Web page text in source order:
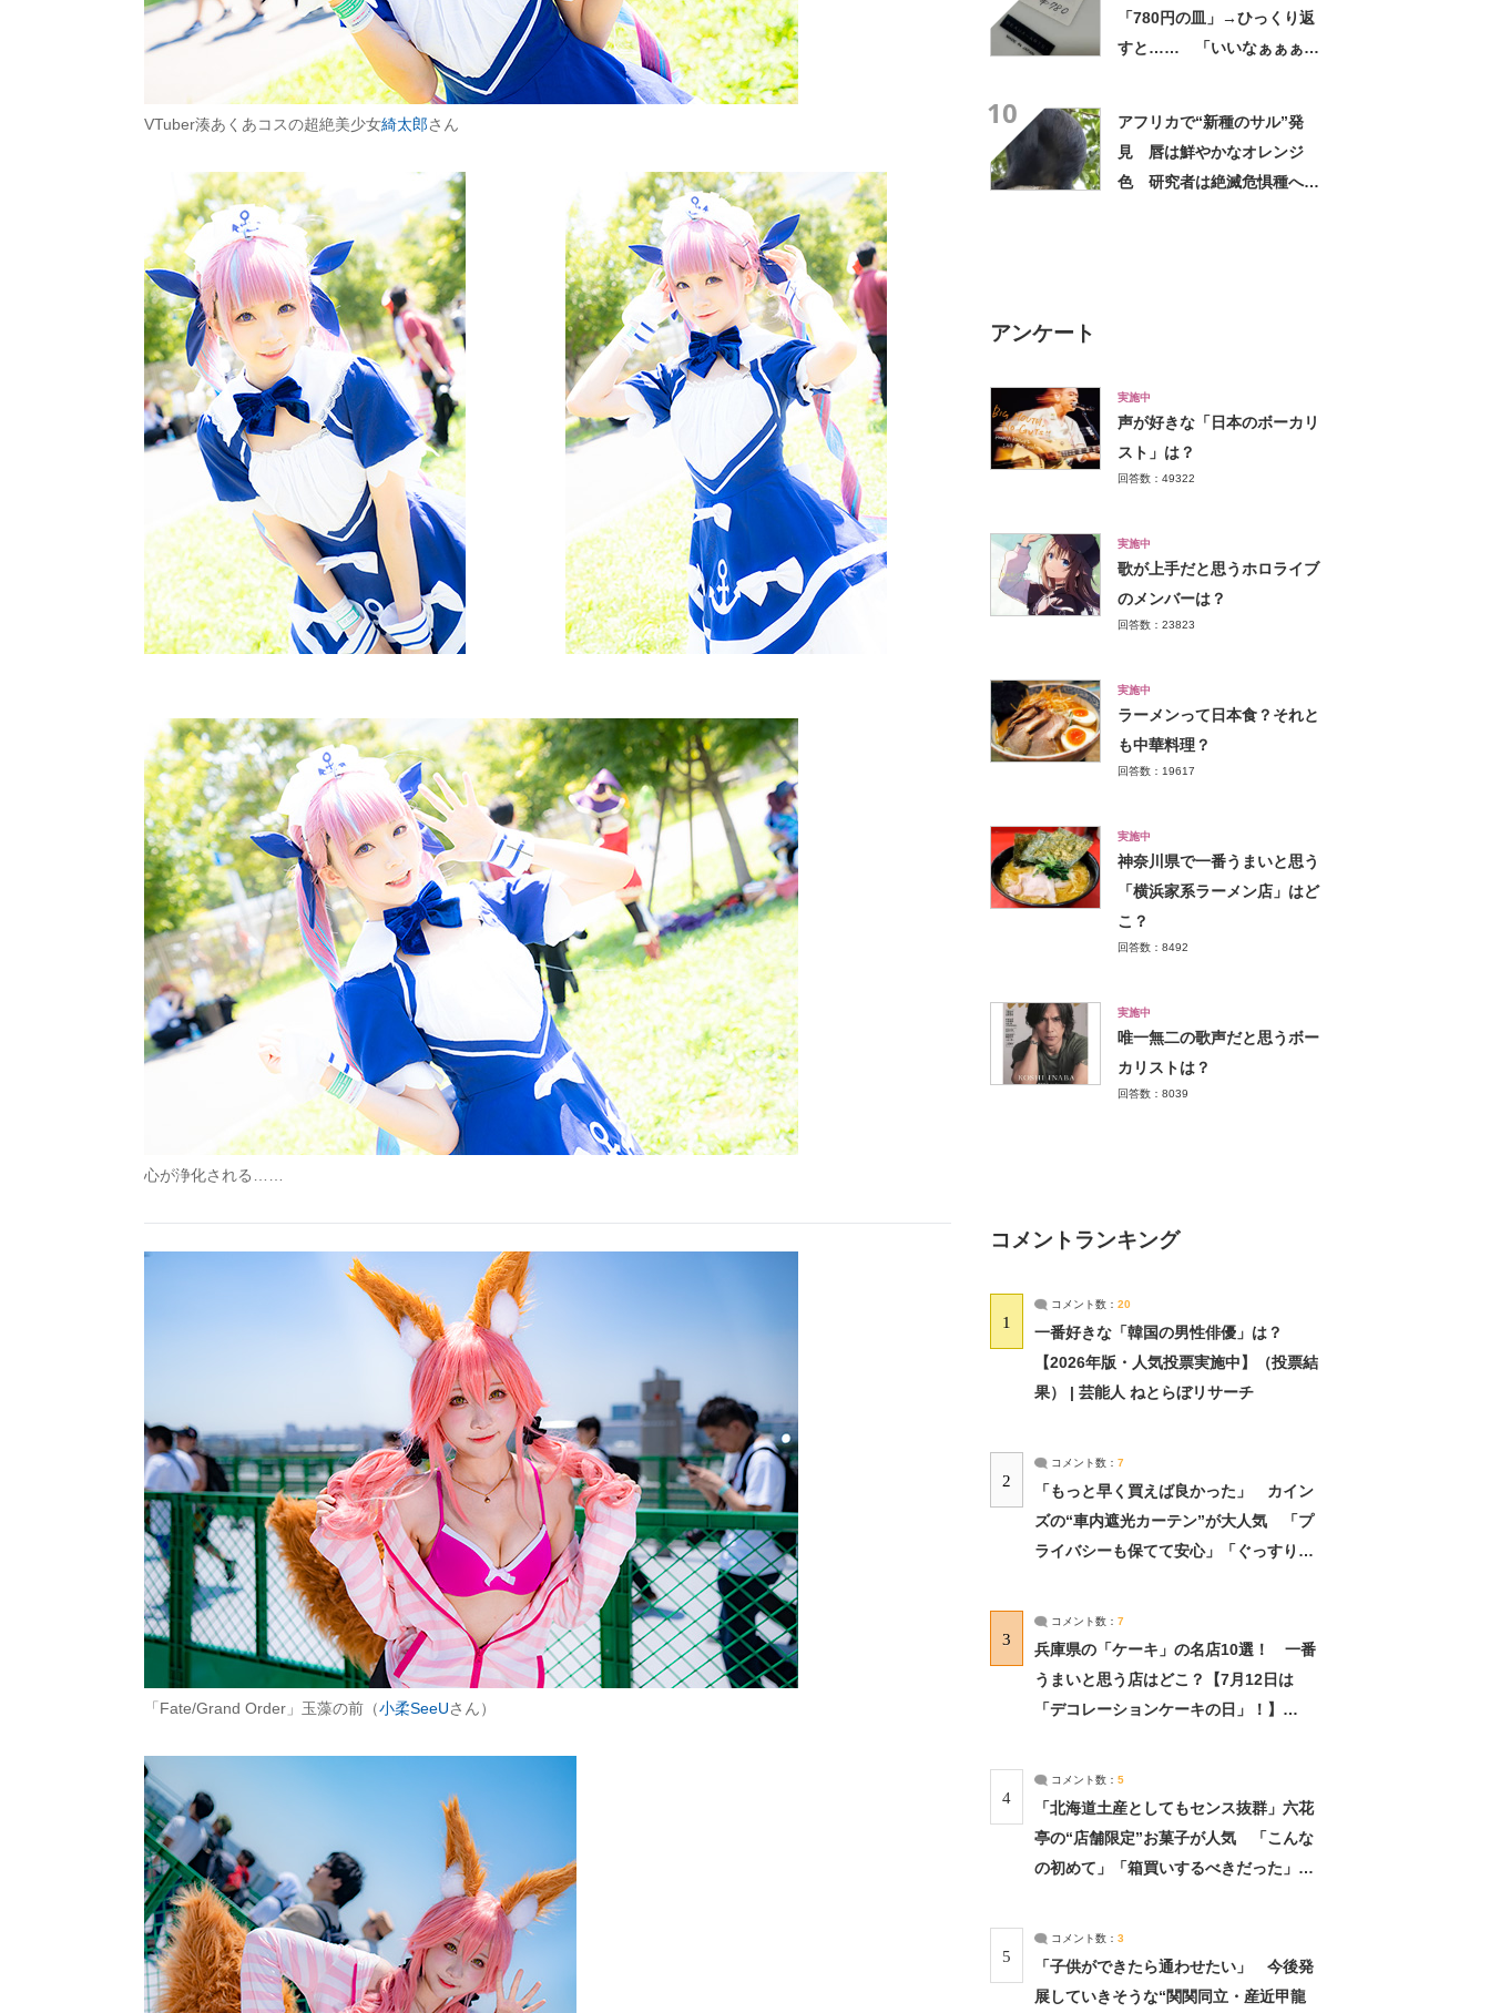
VTuber湊あくあコスの超絶美少女綺太郎さん
心が浄化される……
「Fate/Grand Order」玉藻の前（小柔SeeUさん）
「780円の皿」→ひっくり返
すと…… 「いいなぁぁぁぁ
10
アフリカで“新種のサル”発
見 唇は鮮やかなオレンジ
色 研究者は絶滅危惧種への
アンケート
実施中
声が好きな「日本のボーカリ
スト」は？
回答数：49322
実施中
歌が上手だと思うホロライブ
のメンバーは？
回答数：23823
実施中
ラーメンって日本食？それと
も中華料理？
回答数：19617
実施中
神奈川県で一番うまいと思う
「横浜家系ラーメン店」はど
こ？
回答数：8492
実施中
唯一無二の歌声だと思うボー
カリストは？
回答数：8039
コメントランキング
1
コメント数： 20
一番好きな「韓国の男性俳優」は？
【2026年版・人気投票実施中】（投票結
果） | 芸能人 ねとらぼリサーチ
2
コメント数： 7
「もっと早く買えば良かった」 カイン
ズの“車内遮光カーテン”が大人気 「プ
ライバシーも保てて安心」「ぐっすり眠
3
コメント数： 7
兵庫県の「ケーキ」の名店10選！ 一番
うまいと思う店はどこ？【7月12日は
「デコレーションケーキの日」！】
4
コメント数： 5
「北海道土産としてもセンス抜群」六花
亭の“店舗限定”お菓子が人気 「こんな
の初めて」「箱買いするべきだった」
5
コメント数： 3
「子供ができたら通わせたい」 今後発
展していきそうな“関関同立・産近甲龍